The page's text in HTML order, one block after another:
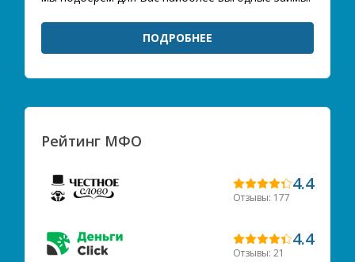
ПОДРОБНЕЕ
Рейтинг МФО
4.4
Отзывы: 177
4.4
Отзывы: 21